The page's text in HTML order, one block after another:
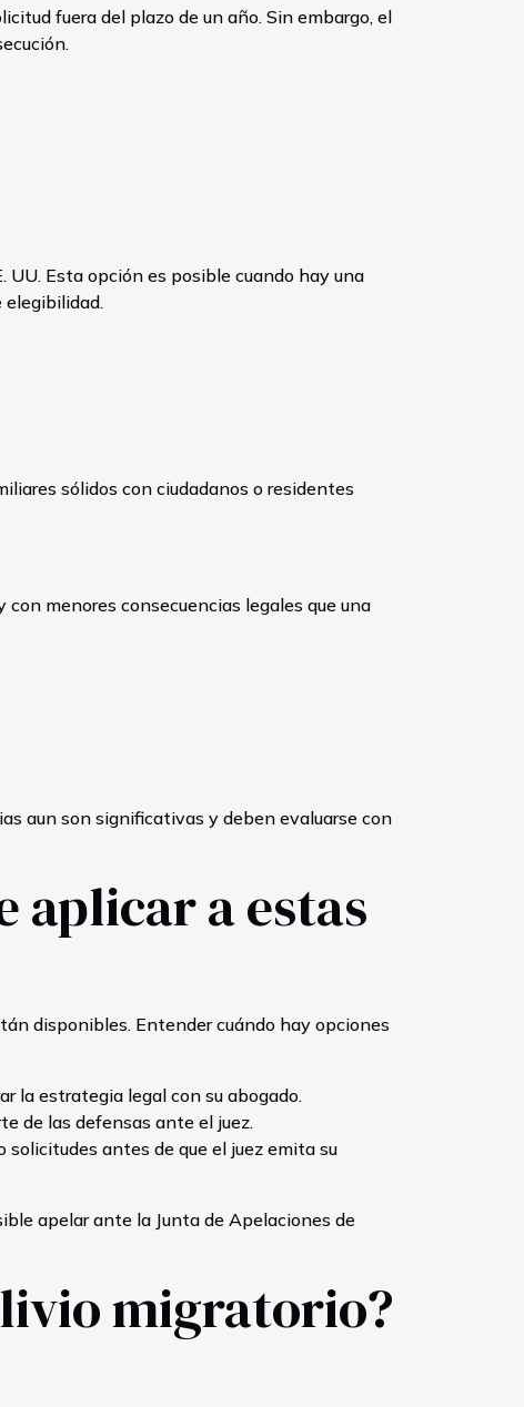
fuera del plazo de un año. Sin embargo, el
Esta opción es posible cuando hay una
sólidos con ciudadanos o residentes
menores consecuencias legales que una
aun son significativas y deben evaluarse con
aplicar a estas
disponibles. Entender cuándo hay opciones
la estrategia legal con su abogado.
de las defensas ante el juez.
antes de que el juez emita su
apelar ante la Junta de Apelaciones de
migratorio?